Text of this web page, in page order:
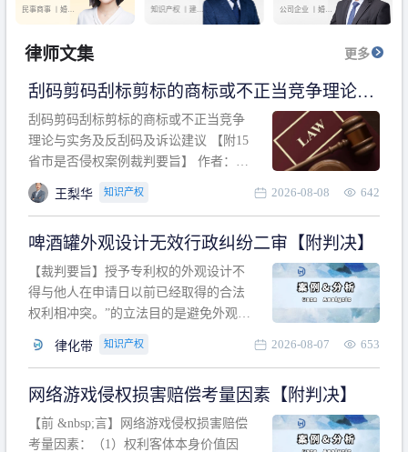
民事商事 丨 婚姻
知识产权 丨 建设
公司企业 丨婚姻
房产纠纷
律师文集 更多
刮码剪码刮标剪标的商标或不正当竞争理论与
实务及反刮码及诉讼建议 【附15省市是否侵权
案例裁判要旨】
刮码剪码刮标剪标的商标或不正当竞争
理论与实务及反刮码及诉讼建议 【附15
省市是否侵权案例裁判要旨】 作者：浙
江杭知桥律师事务所 王梨华 周靖超 【导
读】 第一部分：刮码剪码刮标剪标的商
诉讼建议 第二部分：15省市是否侵权案
例的裁判要旨 目录 第一部分、刮码剪码
刮
王梨华 知识产权 2026-08-08 642
啤酒罐外观设计无效行政纠纷二审【附判决】
【裁判要旨】授予专利权的外观设计不
得与他人在申请日以前已经取得的合法
权利相冲突。”的立法目的是避免外观设
冲突。基于此，凡是因该外观设计的实
于该款规定的规制范畴。“合法权利”不宜
作狭义解释，一般情况下，只要依法享
有的、在本专利申请日之
律化带 知识产权 2026-08-07 653
网络游戏侵权损害赔偿考量因素【附判决】
【前 &nbsp;言】网络游戏侵权损害赔偿
考量因素：（1）权利客体本身价值因